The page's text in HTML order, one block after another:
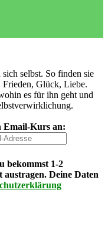
selbst. So finden sie
Frieden, Glück, Liebe.
es für ihn geht und
Email-Kurs an:
bekommst 1-2
austragen. Deine Daten